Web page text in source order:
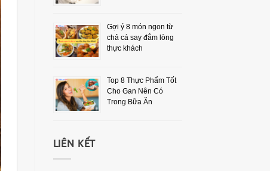
Gợi ý 8 món ngon từ
chả cá say đắm lòng
thực khách
Top 8 Thực Phẩm Tốt
Cho Gan Nên Có
Trong Bữa Ăn
LIÊN KẾT